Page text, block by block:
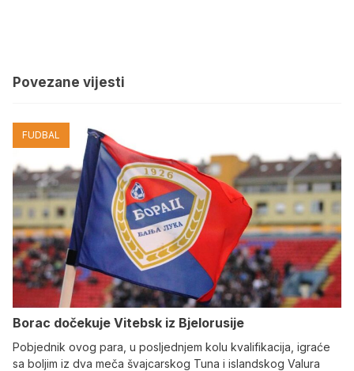
Povezane vijesti
FUDBAL
Borac dočekuje Vitebsk iz Bjelorusije
Pobjednik ovog para, u posljednjem kolu kvalifikacija, igraće
sa boljim iz dva meča švajcarskog Tuna i islandskog Valura